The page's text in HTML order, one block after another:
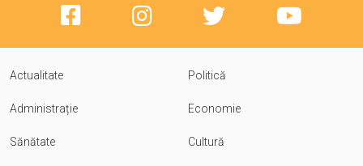
Actualitate Politică
Administrație Economie
Sănătate Cultură